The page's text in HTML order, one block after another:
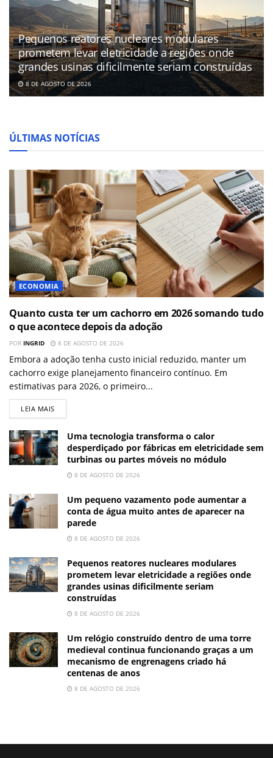
Pequenos reatores nucleares modulares
prometem levar eletricidade a regiões onde
grandes usinas dificilmente seriam construídas
8 DE AGOSTO DE 2026
ÚLTIMAS NOTÍCIAS
ECONOMIA
Quanto custa ter um cachorro em 2026 somando tudo
o que acontece depois da adoção
POR INGRID 8 DE AGOSTO DE 2026
Embora a adoção tenha custo inicial reduzido, manter um
cachorro exige planejamento financeiro contínuo. Em
estimativas para 2026, o primeiro...
LEIA MAIS
Uma tecnologia transforma o calor
desperdiçado por fábricas em eletricidade sem
turbinas ou partes móveis no módulo
8 DE AGOSTO DE 2026
Um pequeno vazamento pode aumentar a
conta de água muito antes de aparecer na
parede
8 DE AGOSTO DE 2026
Pequenos reatores nucleares modulares
prometem levar eletricidade a regiões onde
grandes usinas dificilmente seriam
construídas
8 DE AGOSTO DE 2026
Um relógio construído dentro de uma torre
medieval continua funcionando graças a um
mecanismo de engrenagens criado há
centenas de anos
8 DE AGOSTO DE 2026